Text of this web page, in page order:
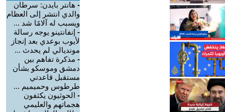
- هانتر بايدن: سرطان
والدي انتشر إلى العظام
ويسبب له آلامًا شد ...
- إنفانتينو يوجه رسالة
لأيوب بوعدي بعد إنجاز
مونديالي لم يحدث ...
- مذكرة تفاهم بين
دمشق وموسكو بشأن
مستقبل قاعدتي
طرطوس وحميميم ...
- الحوثيون يكثفون
هجماتهم والعليمي